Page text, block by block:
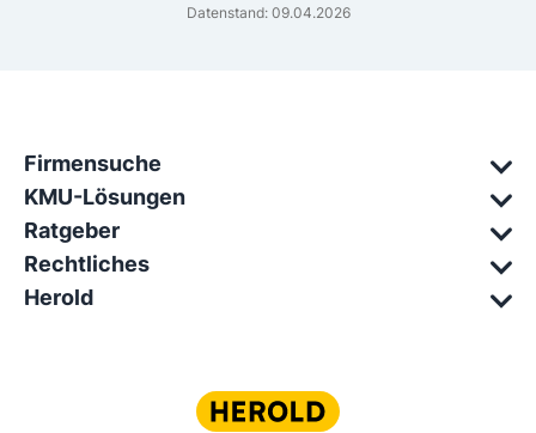
Datenstand: 09.04.2026
Firmensuche
KMU-Lösungen
Ratgeber
Rechtliches
Herold